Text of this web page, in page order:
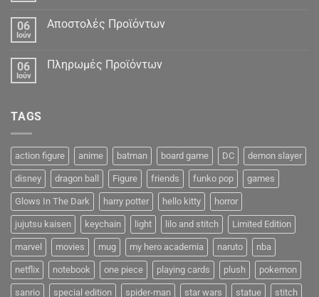
06
Ιούν
Αποστολές Προϊόντων
06
Ιούν
Πληρωμές Προϊόντων
TAGS
action figure anime batman board game DC demon slayer
disney dragon ball Figure friends funko pop games
Glows In The Dark harry potter hello kitty horror
jujutsu kaisen keychain light lilo and stitch Limited Edition
marvel movies mug my hero academia naruto nba
netflix notebook one piece playing cards plush pokemon
sanrio special edition spider-man star wars statue stitch